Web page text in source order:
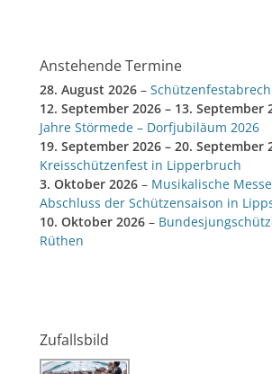
Anstehende Termine
28. August 2026 –
12. September 2026 – 13. September
Jahre Störmede – Dorfjubiläum 2026
19. September 2026 – 20. September
Kreisschützenfest in Lipperbruch
3. Oktober 2026 – Musikalische
Abschluss der Schützensaison in
10. Oktober 2026 –
Rüthen
Zufallsbild